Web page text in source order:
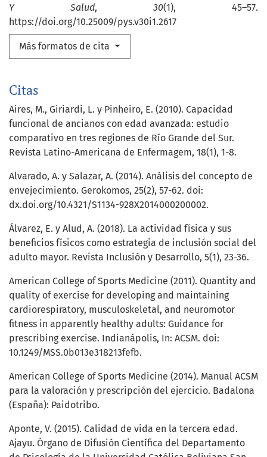
Y Salud, 30(1), 45–57.
https://doi.org/10.25009/pys.v30i1.2617
Más formatos de cita
Citas
Aires, M., Giriardi, L. y Pinheiro, E. (2010). Capacidad
funcional de ancianos con edad avanzada: estudio
comparativo en tres regiones de Río Grande del Sur.
Revista Latino-Americana de Enfermagem, 18(1), 1-8.
Alvarado, A. y Salazar, A. (2014). Análisis del concepto de
envejecimiento. Gerokomos, 25(2), 57-62. doi:
dx.doi.org/10.4321/S1134-928X2014000200002.
Álvarez, E. y Alud, A. (2018). La actividad física y sus
beneficios físicos como estrategia de inclusión social del
adulto mayor. Revista Inclusión y Desarrollo, 5(1), 23-36.
American College of Sports Medicine (2011). Quantity and
quality of exercise for developing and maintaining
cardiorespiratory, musculoskeletal, and neuromotor
fitness in apparently healthy adults: Guidance for
prescribing exercise. Indianápolis, In: ACSM. doi:
10.1249/MSS.0b013e318213fefb.
American College of Sports Medicine (2014). Manual ACSM
para la valoración y prescripción del ejercicio. Badalona
(España): Paidotribo.
Aponte, V. (2015). Calidad de vida en la tercera edad.
Ajayu. Órgano de Difusión Científica del Departamento